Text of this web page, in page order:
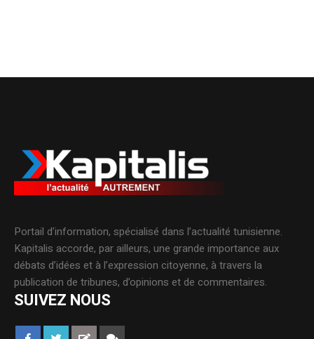
Portail d’information, spécialisé dans l’actualité tunisienne.
Kapitalis accorde, par ailleurs, une grande importance aux
débats d’idées et à l’expression citoyenne, à travers la
publication de tribunes, d’opinions et de commentaires.
SUIVEZ NOUS